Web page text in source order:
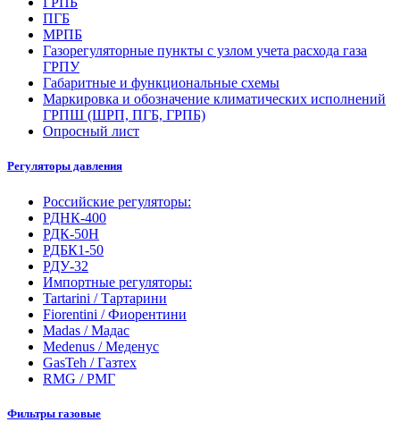
ПГБ
МРПБ
Газорегуляторные пункты с узлом учета расхода газа
ГРПУ
Габаритные и функциональные схемы
Маркировка и обозначение климатических исполнений
ГРПШ (ШРП, ПГБ, ГРПБ)
Опросный лист
Регуляторы давления
Российские регуляторы:
РДНК-400
РДК-50Н
РДБК1-50
РДУ-32
Импортные регуляторы:
Tartarini / Тартарини
Fiorentini / Фиорентини
Madas / Мадас
Medenus / Меденус
GasTeh / Газтех
RMG / РМГ
Фильтры газовые